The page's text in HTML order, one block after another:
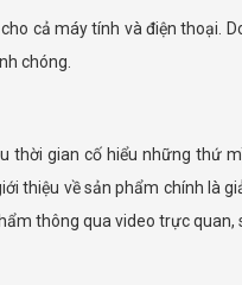
cả máy tính và điện thoại.
chóng.
gian cố hiểu những thứ
về sản phẩm chính là
thông qua video trực quan,